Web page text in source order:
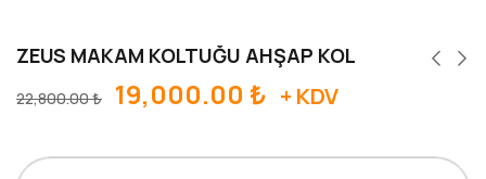
ZEUS MAKAM KOLTUĞU AHŞAP KOL
22,800.00₺ 19,000.00 ₺ + KDV